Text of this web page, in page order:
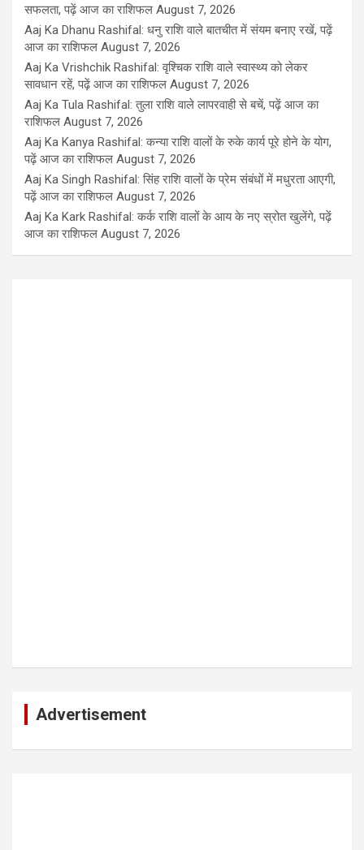
सफलता, पढ़ें आज का राशिफल August 7, 2026
Aaj Ka Dhanu Rashifal: धनु राशि वाले बातचीत में संयम बनाए रखें, पढ़ें
आज का राशिफल August 7, 2026
Aaj Ka Vrishchik Rashifal: वृश्चिक राशि वाले स्वास्थ्य को लेकर
सावधान रहें, पढ़ें आज का राशिफल August 7, 2026
Aaj Ka Tula Rashifal: तुला राशि वाले लापरवाही से बचें, पढ़ें आज का
राशिफल August 7, 2026
Aaj Ka Kanya Rashifal: कन्या राशि वालों के रुके कार्य पूरे होने के योग,
पढ़ें आज का राशिफल August 7, 2026
Aaj Ka Singh Rashifal: सिंह राशि वालों के प्रेम संबंधों में मधुरता आएगी,
पढ़ें आज का राशिफल August 7, 2026
Aaj Ka Kark Rashifal: कर्क राशि वालों के आय के नए स्रोत खुलेंगे, पढ़ें
आज का राशिफल August 7, 2026
Advertisement